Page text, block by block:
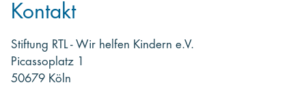
Kontakt
Stiftung RTL - Wir helfen Kindern e.V.
Picassoplatz 1
50679 Köln